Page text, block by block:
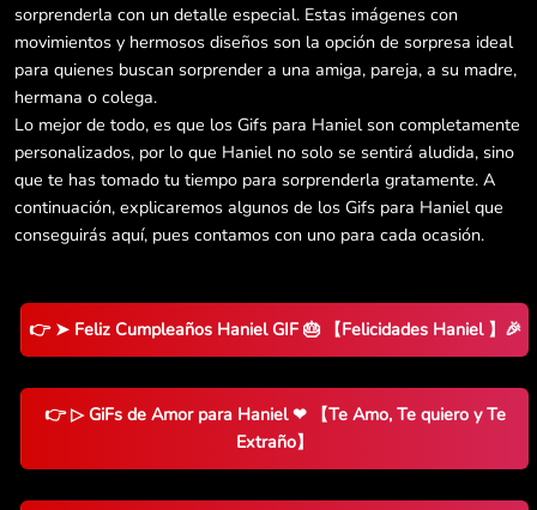
sorprenderla con un detalle especial. Estas imágenes con
movimientos y hermosos diseños son la opción de sorpresa ideal
para quienes buscan sorprender a una amiga, pareja, a su madre,
hermana o colega.
Lo mejor de todo, es que los Gifs para Haniel son completamente
personalizados, por lo que Haniel no solo se sentirá aludida, sino
que te has tomado tu tiempo para sorprenderla gratamente. A
continuación, explicaremos algunos de los Gifs para Haniel que
conseguirás aquí, pues contamos con uno para cada ocasión.
👉 ➤ Feliz Cumpleaños Haniel GIF 🎂 【Felicidades Haniel 】🎉
👉 ▷ GiFs de Amor para Haniel ❤ 【Te Amo, Te quiero y Te
Extraño】